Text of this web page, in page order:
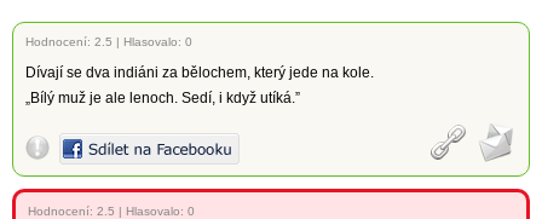
Hodnocení: 2.5 | Hlasovalo: 0
Dívají se dva indiáni za bělochem, který jede na kole.
„Bílý muž je ale lenoch. Sedí, i když utíká.”
Hodnocení: 2.5 | Hlasovalo: 0